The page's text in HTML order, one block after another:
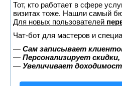
Тот, кто работает в сфере
визитах тоже. Нашли самый
Для новых пользователей
Чат-бот для мастеров и
— Сам записывает
— Персонализирует
— Увеличивает